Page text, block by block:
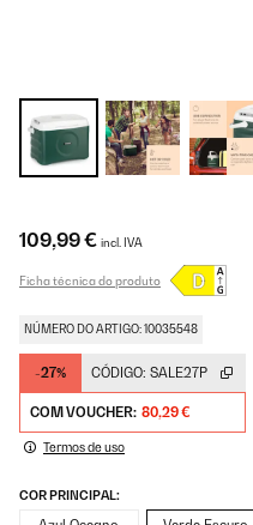
109,99 € incl. IVA
Ficha técnica do produto
NÚMERO DO ARTIGO: 10035548
-27% CÓDIGO: SALE27P
COM VOUCHER: 80,29 €
Termos de uso
COR PRINCIPAL: